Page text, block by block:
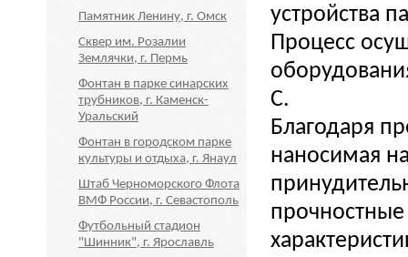
Памятник Ленину, г. Омск
Сквер им. Розалии
Землячки, г. Пермь
Фонтан в парке синарских
трубников, г. Каменск-
Уральский
Фонтан в городском парке
культуры и отдыха, г. Янаул
Штаб Черноморского Флота
ВМФ России, г. Севастополь
Футбольный стадион
"Шинник", г. Ярославль
устройства
Процесс
С.
Благодаря
наносимая